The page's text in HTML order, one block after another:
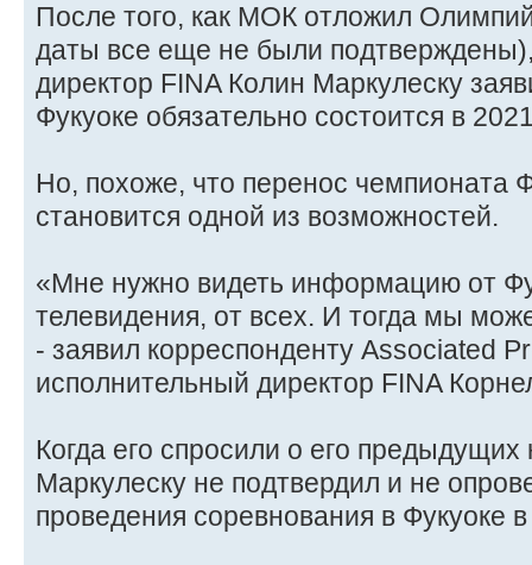
После того, как МОК отложил
даты все еще не были
директор FINA Колин Маркулеску
Фукуоке обязательно состоится в
Но, похоже, что перенос чемпионата
становится одной из возможностей.
«Мне нужно видеть информацию от
телевидения, от всех. И тогда мы
- заявил корреспонденту Associated
исполнительный директор FINA
Когда его спросили о его
Маркулеску не подтвердил и не
проведения соревнования в Фукуоке в